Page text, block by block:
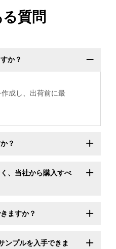
質問
か？
成し、出荷前に最
？
、当社から購入すべ
ますか？
ンプルを入手できま